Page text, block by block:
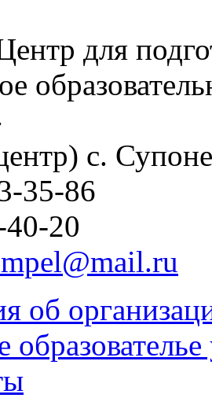
для
с.
35-86
20
об
образователье